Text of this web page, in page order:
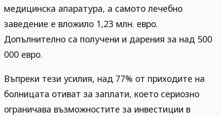
медицинска апаратура, а самото лечебно
заведение е вложило 1,23 млн. евро.
Допълнително са получени и дарения за над 500
000 евро.
Въпреки тези усилия, над 77% от приходите на
болницата отиват за заплати, което сериозно
ограничава възможностите за инвестиции в